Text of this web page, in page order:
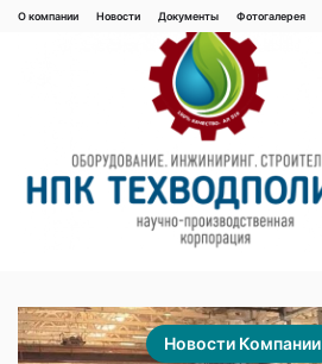
Перейти
Новости Компании
О компании Новости Документы Фотогалерея